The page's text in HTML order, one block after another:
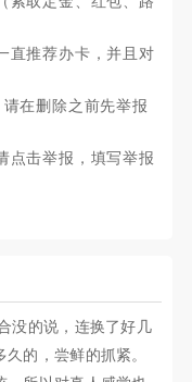
直推荐办卡，并且对
在删除之前先举报
点击举报，填写举报
没的说，连换了好几
的，尝鲜的抓紧。